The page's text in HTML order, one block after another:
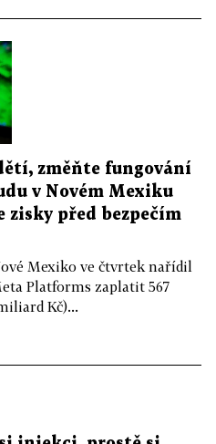
změňte fungování
v Novém Mexiku
před bezpečím
Mexiko ve čtvrtek nařídil
Platforms zaplatit 567
Kč)...